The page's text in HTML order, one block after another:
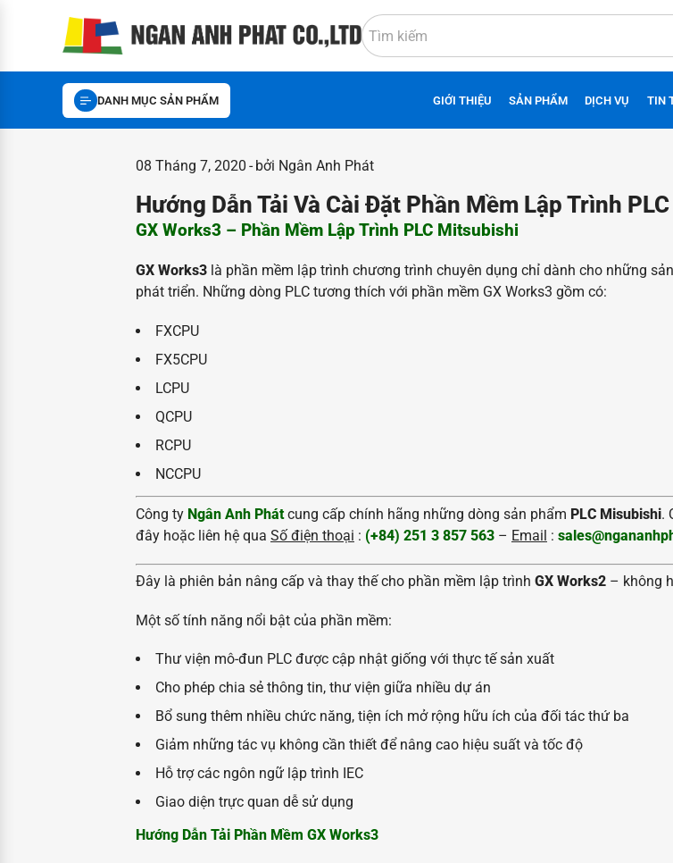
DANH MỤC SẢN PHẨM GIỚI THIỆU SẢN PHẨM DỊCH VỤ TIN
08 Tháng 7, 2020 bởi Ngân Anh Phát
Hướng Dẫn Tải Và Cài Đặt Phần Mềm Lập Trình
GX Works3 – Phần Mềm Lập Trình PLC Mitsubishi
GX Works3là phần mềm lập trình chương trình chuyên dụng chỉ dành cho những
phát triển. Những dòng PLC tương thích với phần mềm GX Works3 gồm có:
FXCPU
FX5CPU
LCPU
QCPU
RCPU
NCCPU
Công ty Ngân Anh Phátcung cấp chính hãng những dòng sản phẩm PLC Misubishi.
đây hoặc liên hệ qua Số điện thoại : (+84) 251 3 857 563– Email :
Đây là phiên bản nâng cấp và thay thế cho phần mềm lập trình GX Works2– không
Một số tính năng nổi bật của phần mềm:
Thư viện mô-đun PLC được cập nhật giống với thực tế sản xuất
Cho phép chia sẻ thông tin, thư viện giữa nhiều dự án
Bổ sung thêm nhiều chức năng, tiện ích mở rộng hữu ích của đối tác thứ ba
Giảm những tác vụ không cần thiết để nâng cao hiệu suất và tốc độ
Hỗ trợ các ngôn ngữ lập trình IEC
Giao diện trực quan dễ sử dụng
Hướng Dẫn Tải Phần Mềm GX Works3